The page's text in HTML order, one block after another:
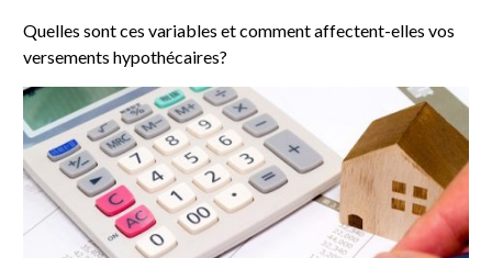
Quelles sont ces variables et comment affectent-elles vos
versements hypothécaires?